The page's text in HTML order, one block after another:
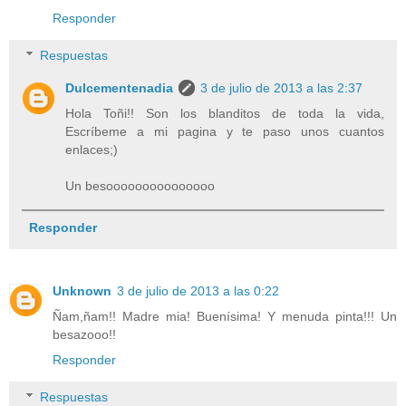
Responder
Respuestas
Dulcementenadia
3 de julio de 2013 a las 2:37
Hola Toñi!! Son los blanditos de toda la vida,
Escríbeme a mi pagina y te paso unos cuantos
enlaces;)
Un besooooooooooooooo
Responder
Unknown 3 de julio de 2013 a las 0:22
Ñam,ñam!! Madre mia! Buenísima! Y menuda pinta!!! Un
besazooo!!
Responder
Respuestas